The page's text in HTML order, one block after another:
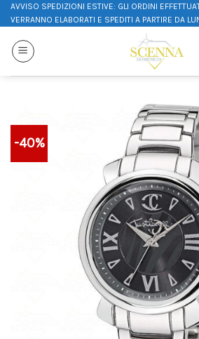
AVVISO SPEDIZIONI ESTIVE: GLI ORDINI
VERRANNO ELABORATI E SPEDITI A PARTIRE DA
-40%